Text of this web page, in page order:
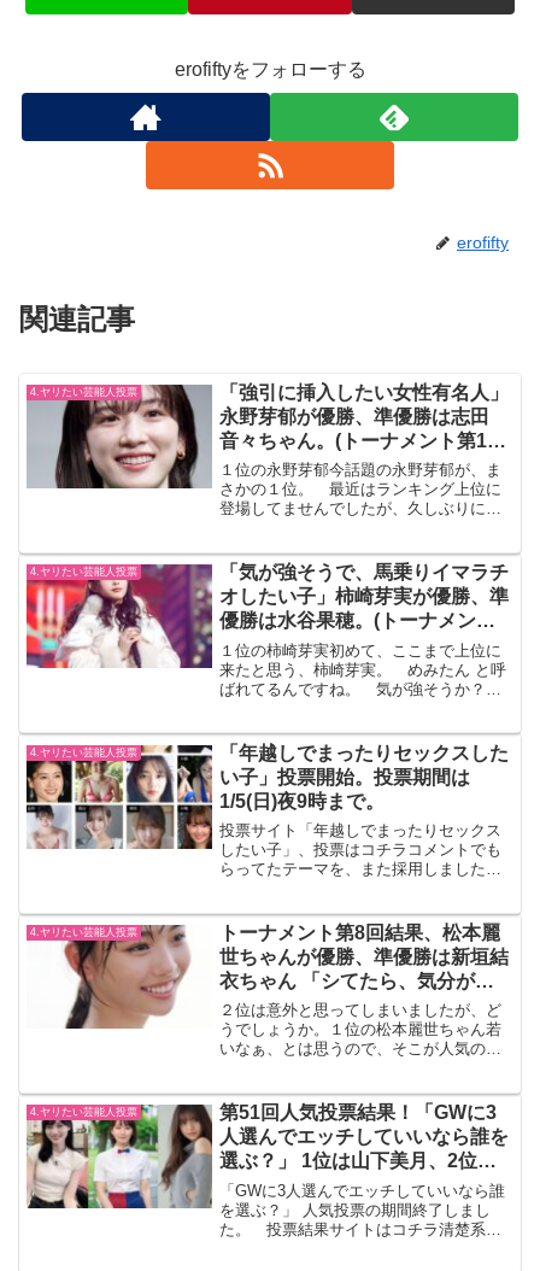
erofiftyをフォローする
erofifty
関連記事
4.ヤリたい芸能人投票
「強引に挿入したい女性有名人」
永野芽郁が優勝、準優勝は志田
音々ちゃん。(トーナメント第13
回結果)
１位の永野芽郁今話題の永野芽郁が、ま
さかの１位。 最近はランキング上位に
登場してませんでしたが、久しぶりに１
す。
4.ヤリたい芸能人投票
「気が強そうで、馬乗りイマラチ
オしたい子」柿崎芽実が優勝、準
優勝は水谷果穂。(トーナメント
第21回結果)
１位の柿崎芽実初めて、ここまで上位に
来たと思う、柿崎芽実。 めみたん と呼
ばれてるんですね。 気が強そうか？
コチラ準優勝の水谷果穂最近、上位に絡
んでくる常連になってき...
4.ヤリたい芸能人投票
「年越しでまったりセックスした
い子」投票開始。投票期間は
1/5(日)夜9時まで。
投票サイト「年越しでまったりセックス
したい子」、投票はコチラコメントでも
らってたテーマを、また採用しました。
芸能人レベルと朝まで体を重ねる関係に
なる方法特別にイケおじと...
4.ヤリたい芸能人投票
トーナメント第8回結果、松本麗
世ちゃんが優勝、準優勝は新垣結
衣ちゃん 「シてたら、気分が若
返りそうな子」
２位は意外と思ってしまいましたが、ど
うでしょうか。１位の松本麗世ちゃん若
いなぁ、とは思うので、そこが人気のポ
4.ヤリたい芸能人投票
第51回人気投票結果！「GWに3
人選んでエッチしていいなら誰を
選ぶ？」 1位は山下美月、2位は
齋藤飛鳥、3位は吉岡里帆
「GWに3人選んでエッチしていいなら誰
を選ぶ？」 人気投票の期間終了しまし
た。 投票結果サイトはコチラ清楚系、